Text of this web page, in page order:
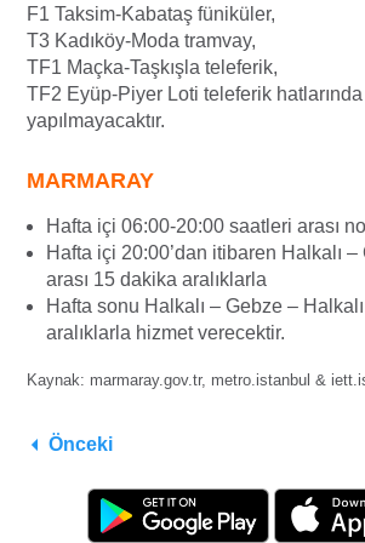
F1 Taksim-Kabataş füniküler,
T3 Kadıköy-Moda tramvay,
TF1 Maçka-Taşkışla teleferik,
TF2 Eyüp-Piyer Loti teleferik
yapılmayacaktır.
MARMARAY
Hafta içi 06:00-20:00 saatleri arası
Hafta içi 20:00’dan itibaren Halkalı –
arası 15 dakika aralıklarla
Hafta sonu Halkalı – Gebze –
aralıklarla hizmet verecektir.
Kaynak: marmaray.gov.tr, metro.istanbul &
Önceki